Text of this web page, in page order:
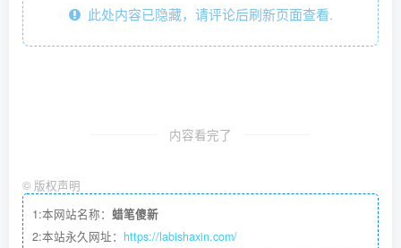
此处内容已隐藏，请评论后刷新页面查看.
内容看完了
© 版权声明
1:本网站名称： 蜡笔傻新
2:本站永久网址： https://labishaxin.com/